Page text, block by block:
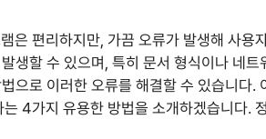
은 편리하지만, 가끔 오류가 발생해 사용
생할 수 있으며, 특히 문서 형식이나 네트
으로 이러한 오류를 해결할 수 있습니다.
4가지 유용한 방법을 소개하겠습니다.